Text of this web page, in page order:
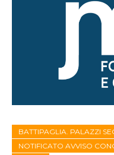
BATTIPAGLIA. PALAZZI
NOTIFICATO AVVISO